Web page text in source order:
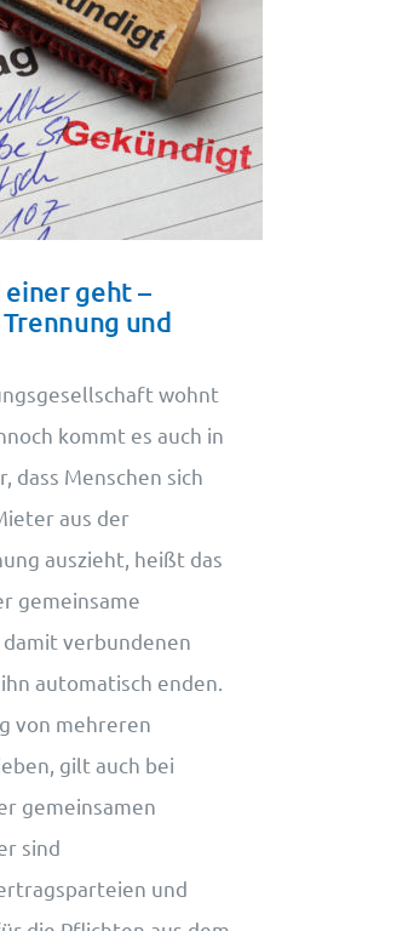
geht –
und
wohnt
kommt es auch in
dass Menschen sich
aus der
auszieht, heißt das
gemeinsame
verbundenen
automatisch enden.
von mehreren
gilt auch bei
gemeinsamen
sind
und